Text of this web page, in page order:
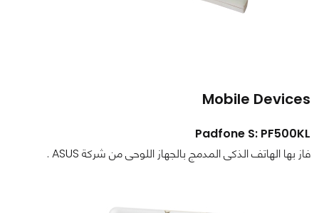
Mobile Devices
Padfone S: PF500KL
فاز بها الهاتف الذكى المدمج بالجهاز اللوحى من شركة ASUS .